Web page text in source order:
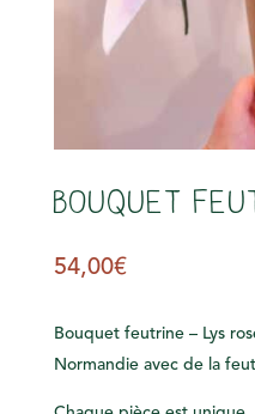
Bouquet
54,00€
Bouquet feutrine – Lys
Normandie avec de la